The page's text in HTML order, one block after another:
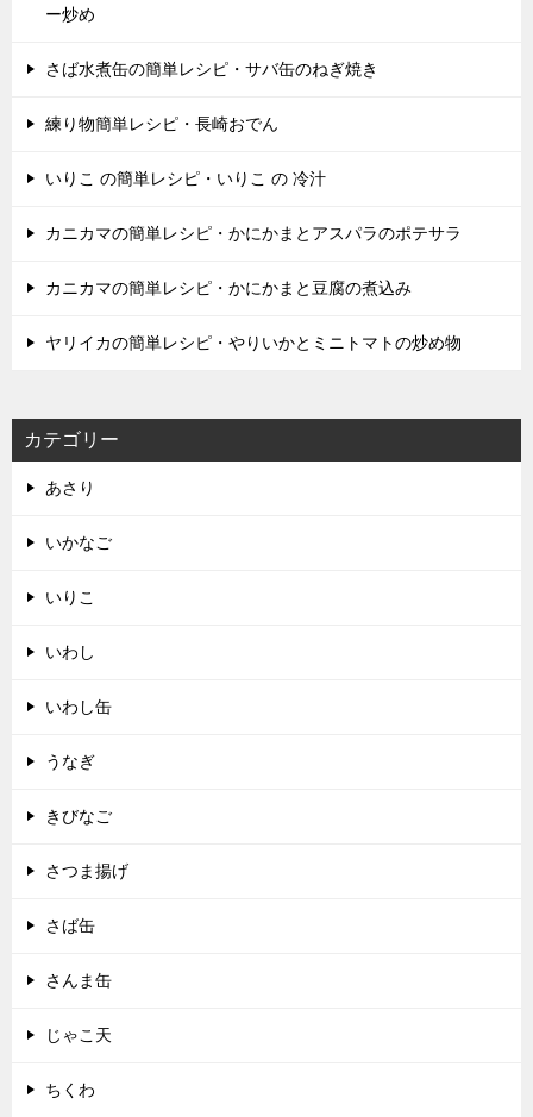
ー炒め
さば水煮缶の簡単レシピ・サバ缶のねぎ焼き
練り物簡単レシピ・長崎おでん
いりこ の簡単レシピ・いりこ の 冷汁
カニカマの簡単レシピ・かにかまとアスパラのポテサラ
カニカマの簡単レシピ・かにかまと豆腐の煮込み
ヤリイカの簡単レシピ・やりいかとミニトマトの炒め物
カテゴリー
あさり
いかなご
いりこ
いわし
いわし缶
うなぎ
きびなご
さつま揚げ
さば缶
さんま缶
じゃこ天
ちくわ